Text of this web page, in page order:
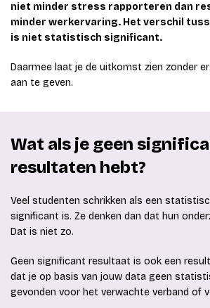
niet minder stress rapporteren dan
minder werkervaring. Het verschil
is niet statistisch significant.
Daarmee laat je de uitkomst zien zonder
aan te geven.
Wat als je geen
resultaten hebt?
Veel studenten schrikken als een
significant is. Ze denken dan dat hun
Dat is niet zo.
Geen significant resultaat is ook een
dat je op basis van jouw data geen
gevonden voor het verwachte verband of